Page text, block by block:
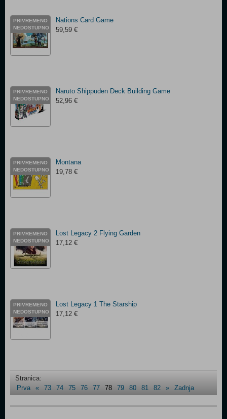
PRIVREMENO
NEDOSTUPNO
Nations Card Game
59,59 €
PRIVREMENO
NEDOSTUPNO
Naruto Shippuden Deck Building Game
52,96 €
PRIVREMENO
NEDOSTUPNO
Montana
19,78 €
PRIVREMENO
NEDOSTUPNO
Lost Legacy 2 Flying Garden
17,12 €
PRIVREMENO
NEDOSTUPNO
Lost Legacy 1 The Starship
17,12 €
Stranica:
Prva
« 73 74 75 76 77 78 79 80 81 82 » Zadnja